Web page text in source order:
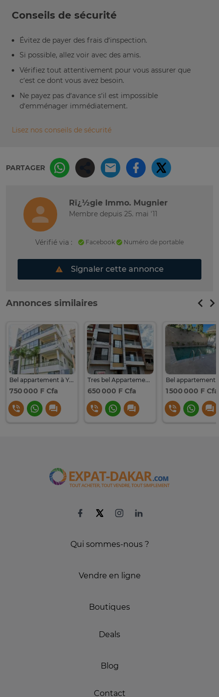
Conseils de sécurité
Évitez de payer des frais d’inspection.
Si possible, allez voir avec des amis.
Vérifiez tout attentivement pour vous assurer que
c’est ce dont vous avez besoin.
Ne payez pas d’avance s’il est impossible
d’emménager immédiatement.
Lisez nos conseils de sécurité
PARTAGER
Rï¿½gie Immo. Mugnier
Membre depuis 25. mai '11
Vérifié via : Facebook Numéro de portable
Signaler cette annonce
Annonces similaires
Bel appartement à Yoff Onomo
750 000 F Cfa
Tres bel Appartement à louer à Ngor
650 000 F Cfa 1 500 000 F Cfa
Qui sommes-nous ?
Vendre en ligne
Boutiques
Deals
Blog
Contact